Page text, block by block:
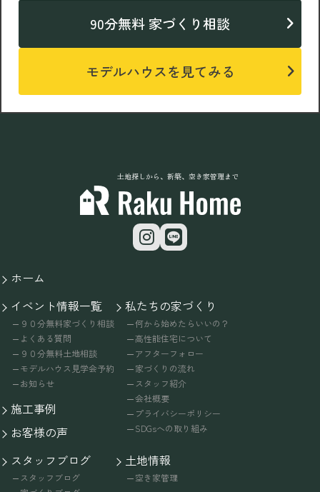
90分無料 家づくり相談
モデルハウスを見てみる
土地探しから、新築、空き家管理まで
ホーム
イベント情報一覧
９０分無料家づくり相談
よくある質問
９０分無料土地相談
モデルハウス見学会予約
お知らせ
施工事例
お客様の声
私たちの家づくり
何から始めたらいいの？
高性能住宅について
アフターフォロー
家づくりの流れ
スタッフ紹介
会社概要
プライバシーポリシー
SDGsへの取り組み
スタッフブログ
スタッフブログ
土地情報
空き家管理